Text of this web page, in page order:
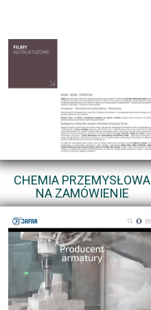
CHEMIA PRZEMYSŁOWA
NA ZAMÓWIENIE